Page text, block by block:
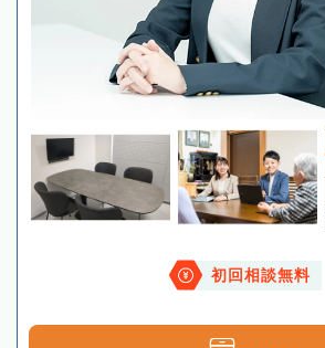
初回相談無料